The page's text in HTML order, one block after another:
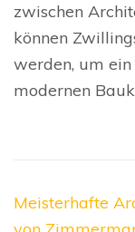
zwischen
können
werden, um
modernen
Meisterhafte